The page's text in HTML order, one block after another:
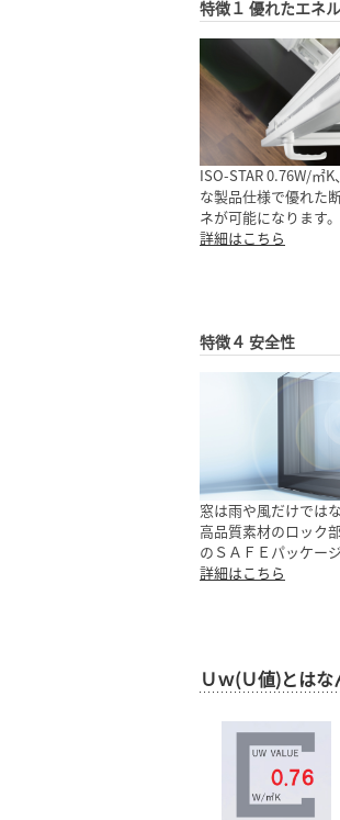
特徴１ 優れたエネ
ISO-STAR 0.76W/㎡
な製品仕様で優れた
ネが可能になります。
詳細はこちら
特徴４ 安全性
窓は雨や風だけでは
高品質素材のロック
のＳＡＦＥパッケー
詳細はこちら
Ｕｗ(Ｕ値)とはな